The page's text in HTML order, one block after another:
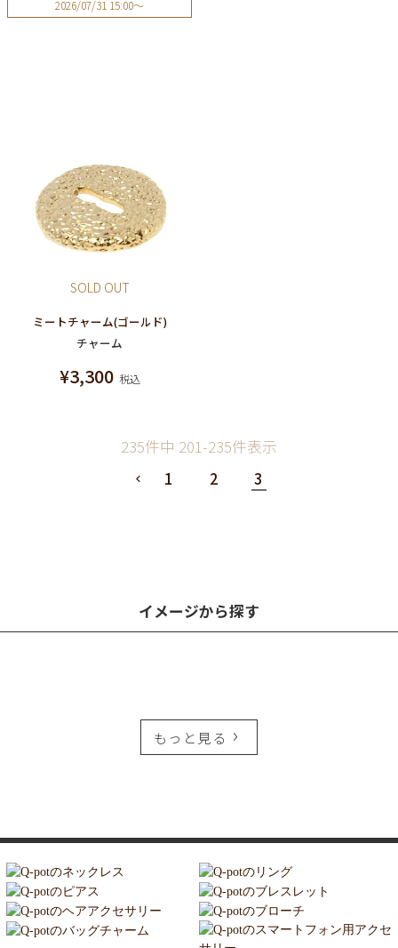
2026/07/31 15:00〜
SOLD OUT
ミートチャーム(ゴールド)
チャーム
¥3,300 税込
235件中 201 -235件表示
1
2 3
イメージから探す
もっと見る